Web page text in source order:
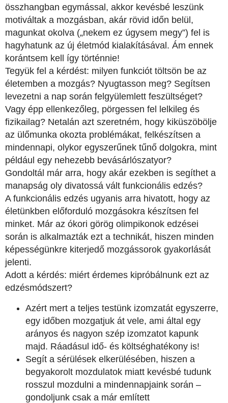
összhangban egymással, akkor kevésbé leszünk
motiváltak a mozgásban, akár rövid időn belül,
magunkat okolva („nekem ez úgysem megy”) fel is
hagyhatunk az új életmód kialakításával. Ám ennek
korántsem kell így történnie!
Tegyük fel a kérdést: milyen funkciót töltsön be az
életemben a mozgás? Nyugtasson meg? Segítsen
levezetni a nap során felgyülemlett feszültséget?
Vagy épp ellenkezőleg, pörgessen fel lelkileg és
fizikailag? Netalán azt szeretném, hogy kiküszöbölje
az ülőmunka okozta problémákat, felkészítsen a
mindennapi, olykor egyszerűnek tűnő dolgokra, mint
például egy nehezebb bevásárlószatyor?
Gondoltál már arra, hogy akár ezekben is segíthet a
manapság oly divatossá vált funkcionális edzés?
A funkcionális edzés ugyanis arra hivatott, hogy az
életünkben előforduló mozgásokra készítsen fel
minket. Már az ókori görög olimpikonok edzései
során is alkalmazták ezt a technikát, hiszen minden
képességünkre kiterjedő mozgássorok gyakorlását
jelenti.
Adott a kérdés: miért érdemes kipróbálnunk ezt az
edzésmódszert?
Azért mert a teljes testünk izomzatát egyszerre,
egy időben mozgatjuk át vele, ami által egy
arányos és nagyon szép izomzatot kapunk
majd. Ráadásul idő- és költséghatékony is!
Segít a sérülések elkerülésében, hiszen a
begyakorolt mozdulatok miatt kevésbé tudunk
rosszul mozdulni a mindennapjaink során –
gondoljunk csak a már említett